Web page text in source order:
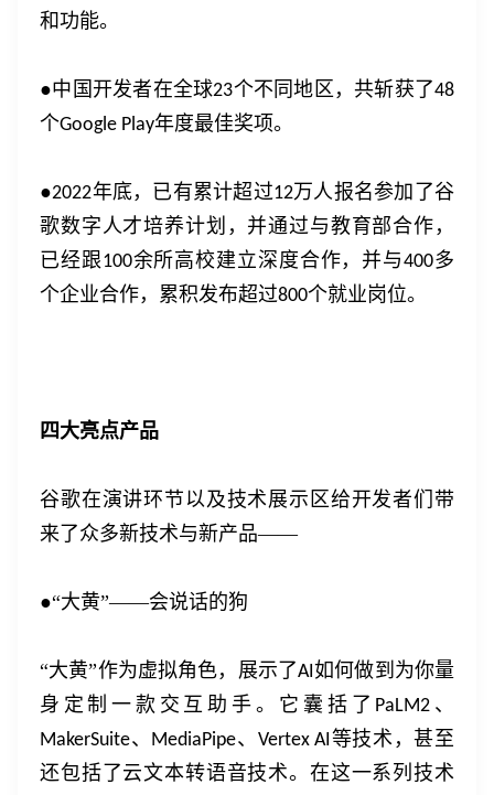
和功能。
●中国开发者在全球23个不同地区，共斩获了48
个Google Play年度最佳奖项。
●2022年底，已有累计超过12万人报名参加了谷
歌数字人才培养计划，并通过与教育部合作，
已经跟100余所高校建立深度合作，并与400多
个企业合作，累积发布超过800个就业岗位。
四大亮点产品
谷歌在演讲环节以及技术展示区给开发者们带
来了众多新技术与新产品——
●“大黄”——会说话的狗
“大黄”作为虚拟角色，展示了AI如何做到为你量
身定制一款交互助手。它囊括了 PaLM2 、
MakerSuite、 MediaPipe、 Vertex AI等技术，甚至
还包括了云文本转语音技术。在这一系列技术